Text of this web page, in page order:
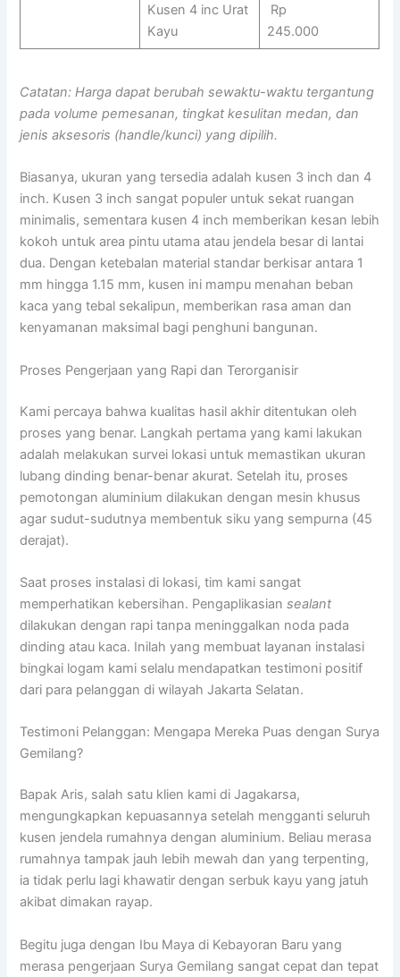
Kusen 4 inc Urat
Kayu
Rp
245.000
Catatan: Harga dapat berubah sewaktu-waktu tergantung
pada volume pemesanan, tingkat kesulitan medan, dan
jenis aksesoris (handle/kunci) yang dipilih.
Biasanya, ukuran yang tersedia adalah kusen 3 inch dan 4
inch. Kusen 3 inch sangat populer untuk sekat ruangan
minimalis, sementara kusen 4 inch memberikan kesan lebih
kokoh untuk area pintu utama atau jendela besar di lantai
dua. Dengan ketebalan material standar berkisar antara 1
mm hingga 1.15 mm, kusen ini mampu menahan beban
kaca yang tebal sekalipun, memberikan rasa aman dan
kenyamanan maksimal bagi penghuni bangunan.
Proses Pengerjaan yang Rapi dan Terorganisir
Kami percaya bahwa kualitas hasil akhir ditentukan oleh
proses yang benar. Langkah pertama yang kami lakukan
adalah melakukan survei lokasi untuk memastikan ukuran
lubang dinding benar-benar akurat. Setelah itu, proses
pemotongan aluminium dilakukan dengan mesin khusus
agar sudut-sudutnya membentuk siku yang sempurna (45
derajat).
Saat proses instalasi di lokasi, tim kami sangat
memperhatikan kebersihan. Pengaplikasiansealant
dilakukan dengan rapi tanpa meninggalkan noda pada
dinding atau kaca. Inilah yang membuat layanan instalasi
bingkai logam kami selalu mendapatkan testimoni positif
dari para pelanggan di wilayah Jakarta Selatan.
Testimoni Pelanggan: Mengapa Mereka Puas dengan Surya
Gemilang?
Bapak Aris, salah satu klien kami di Jagakarsa,
mengungkapkan kepuasannya setelah mengganti seluruh
kusen jendela rumahnya dengan aluminium. Beliau merasa
rumahnya tampak jauh lebih mewah dan yang terpenting,
ia tidak perlu lagi khawatir dengan serbuk kayu yang jatuh
akibat dimakan rayap.
Begitu juga dengan Ibu Maya di Kebayoran Baru yang
merasa pengerjaan Surya Gemilang sangat cepat dan tepat